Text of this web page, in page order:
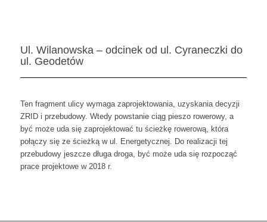
Ul. Wilanowska – odcinek od ul. Cyraneczki do
ul. Geodetów
Ten fragment ulicy wymaga zaprojektowania, uzyskania decyzji
ZRID i przebudowy. Wtedy powstanie ciąg pieszo rowerowy, a
być może uda się zaprojektować tu ścieżkę rowerową, która
połączy się ze ścieżką w ul. Energetycznej. Do realizacji tej
przebudowy jeszcze długa droga, być może uda się rozpocząć
prace projektowe w 2018 r.